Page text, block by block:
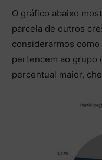
O gráfico abaixo
parcela de outros
considerarmos como
pertencem ao grupo
percentual maior,